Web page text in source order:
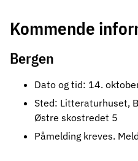
Kommende
Bergen
Dato og tid: 14.
Sted: Litteraturhuset,
Østre skostredet 5
Påmelding kreves.